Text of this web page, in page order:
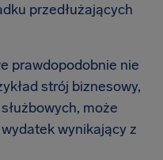
przedłużających
prawdopodobnie nie
strój biznesowy,
może
wynikający z